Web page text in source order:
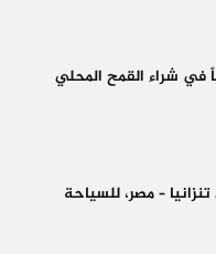
في شراء القمح المحلي
– مصر، للسياحة